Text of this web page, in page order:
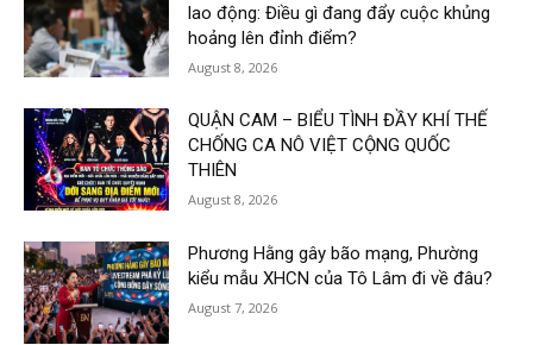
lao động: Điều gì đang đẩy cuộc khủng
hoảng lên đỉnh điểm?
August 8, 2026
QUẬN CAM – BIỂU TÌNH ĐẦY KHÍ THẾ
CHỐNG CA NÔ VIỆT CỘNG QUỐC
THIÊN
August 8, 2026
Phương Hằng gây bão mạng, Phường
kiểu mẫu XHCN của Tô Lâm đi về đâu?
August 7, 2026